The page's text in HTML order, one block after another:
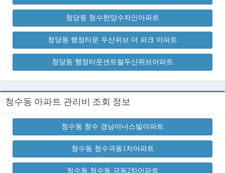
청당동 청수한양수자인아파트
청당동 행정타운 두산위브 더 파크 아파트
청당동 행정타운센트럴두산위브아파트
청수동 아파트 관리비 조회 정보
청수동 청수 경남아너스빌아파트
청수동 청수극동1차아파트
청수동 청수동 극동2차아파트